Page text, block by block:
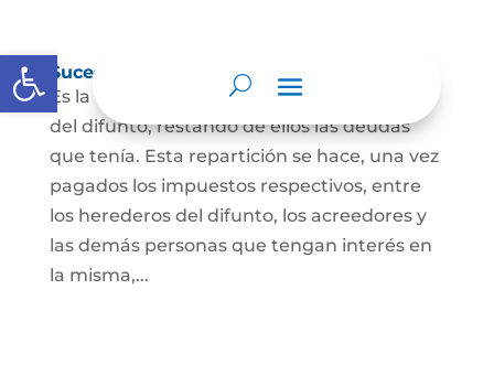
Abrir barra de herramientas
Sucesión de bienes por causa de muerte
Es la que se hace para repartir los bienes
del difunto, restando de ellos las deudas
que tenía. Esta repartición se hace, una vez
pagados los impuestos respectivos, entre
los herederos del difunto, los acreedores y
las demás personas que tengan interés en
la misma,...